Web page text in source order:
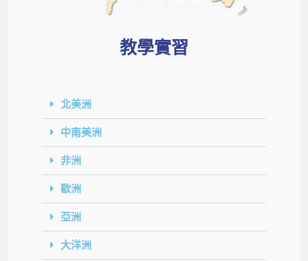
教學實習
北美洲
中南美洲
非洲
歐洲
亞洲
大洋洲